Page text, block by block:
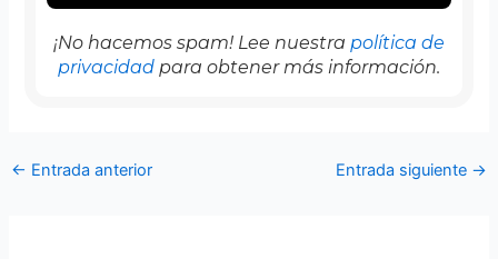
¡No hacemos spam! Lee nuestra política de
privacidad para obtener más información.
← Entrada anterior Entrada siguiente →